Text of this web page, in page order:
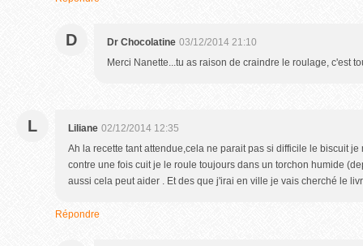
D Dr Chocolatine 03/12/2014 21:10
Merci Nanette...tu as raison de craindre le roulage, c'est
L Liliane 02/12/2014 12:35
Ah la recette tant attendue,cela ne parait pas si difficile le biscuit je
contre une fois cuit je le roule toujours dans un torchon humide
aussi cela peut aider . Et des que j'irai en ville je vais cherché le
Répondre